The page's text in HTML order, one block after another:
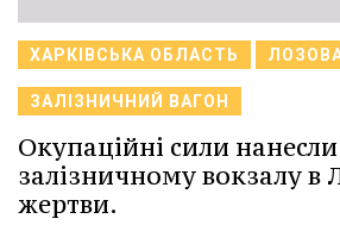
ХАРКІВСЬКА ОБЛАСТЬ
ЗАЛІЗНИЧНИЙ ВАГОН
Окупаційні сили
залізничному вокзалу в
жертви.